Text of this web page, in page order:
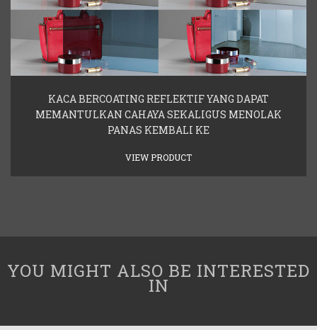
KACA BERCOATING REFLEKTIF YANG DAPAT
MEMANTULKAN CAHAYA SEKALIGUS MENOLAK
PANAS KEMBALI KE
VIEW PRODUCT
YOU MIGHT ALSO BE INTERESTED
IN